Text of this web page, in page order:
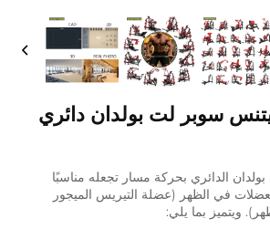
سوبر لت بولدان دائري
الدائري بحركة مسار تجعله مناسبًا
في الظهر (عضلة التيريس الميجور
ويتميز بما يلي: